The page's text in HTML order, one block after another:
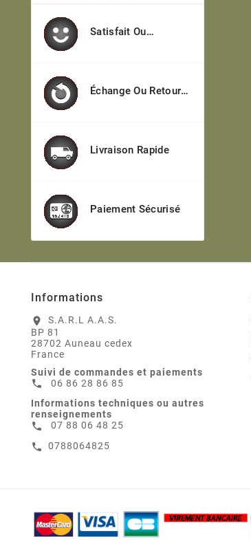
Satisfait Ou
Échange Ou Retour
Livraison Rapide
Paiement Sécurisé
Informations
location_on
S.A.R.L A.A.S.
BP 81
28702 Auneau cedex
France
Suivi de commandes et paiements
call
06 86 28 86 85
Informations techniques ou autres
renseignements
call 07 88 06 48 25
call 0788064825